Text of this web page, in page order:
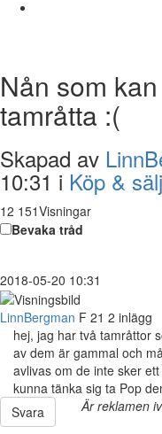
Nån som
tamråtta :(
Skapad av
10:31 i Köp & sälj
12 151Visningar
Bevaka tråd
2018-05-20 10:31
LinnBergman F 21 2 inlägg
hej, jag har två tamråttor
av dem är gammal och
avlivas om de inte sker
kunna tänka sig ta Pop
Svara
Är reklamen